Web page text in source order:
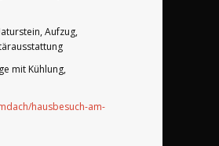
Aufzug,
mit Kühlung,
hausbesuch-am-